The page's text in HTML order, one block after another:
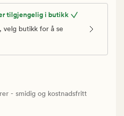
tilgjengelig i butikk
velg butikk for å se
- smidig og kostnadsfritt